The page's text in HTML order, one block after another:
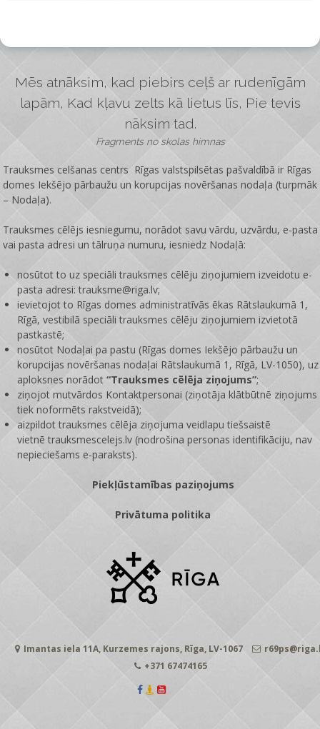
Mēs atnāksim, kad piebirs ceļš ar rudenīgām
lapām, Kad kļavu zelts kā lietus līs, Pie tevis
nāksim tad.
Fragments no skolas himnas
Trauksmes celšanas centrs Rīgas valstspilsētas pašvaldībā ir Rīgas
domes Iekšējo pārbaužu un korupcijas novēršanas nodaļa (turpmāk
– Nodaļa).
Trauksmes cēlējs iesniegumu, norādot savu vārdu, uzvārdu, e-pasta
vai pasta adresi un tālruņa numuru, iesniedz Nodaļā:
nosūtot to uz speciāli trauksmes cēlēju ziņojumiem izveidotu e-
pasta adresi: trauksme@riga.lv;
ievietojot to Rīgas domes administratīvās ēkas Rātslaukumā 1,
Rīgā, vestibilā speciāli trauksmes cēlēju ziņojumiem izvietotā
pastkastē;
nosūtot Nodaļai pa pastu (Rīgas domes Iekšējo pārbaužu un
korupcijas novēršanas nodaļai Rātslaukumā 1, Rīgā, LV-1050), uz
aploksnes norādot“Trauksmes cēlēja ziņojums”;
ziņojot mutvārdos Kontaktpersonai (ziņotāja klātbūtnē ziņojums
tiek noformēts rakstveidā);
aizpildot trauksmes cēlēja ziņojuma veidlapu tiešsaistē
vietnētrauksmescelejs.lv (nodrošina personas identifikāciju, nav
nepieciešams e-paraksts).
Piekļūstamības paziņojums
Privātuma politika
Imantas iela 11A, Kurzemes rajons, Rīga, LV-1067
+371 67474165